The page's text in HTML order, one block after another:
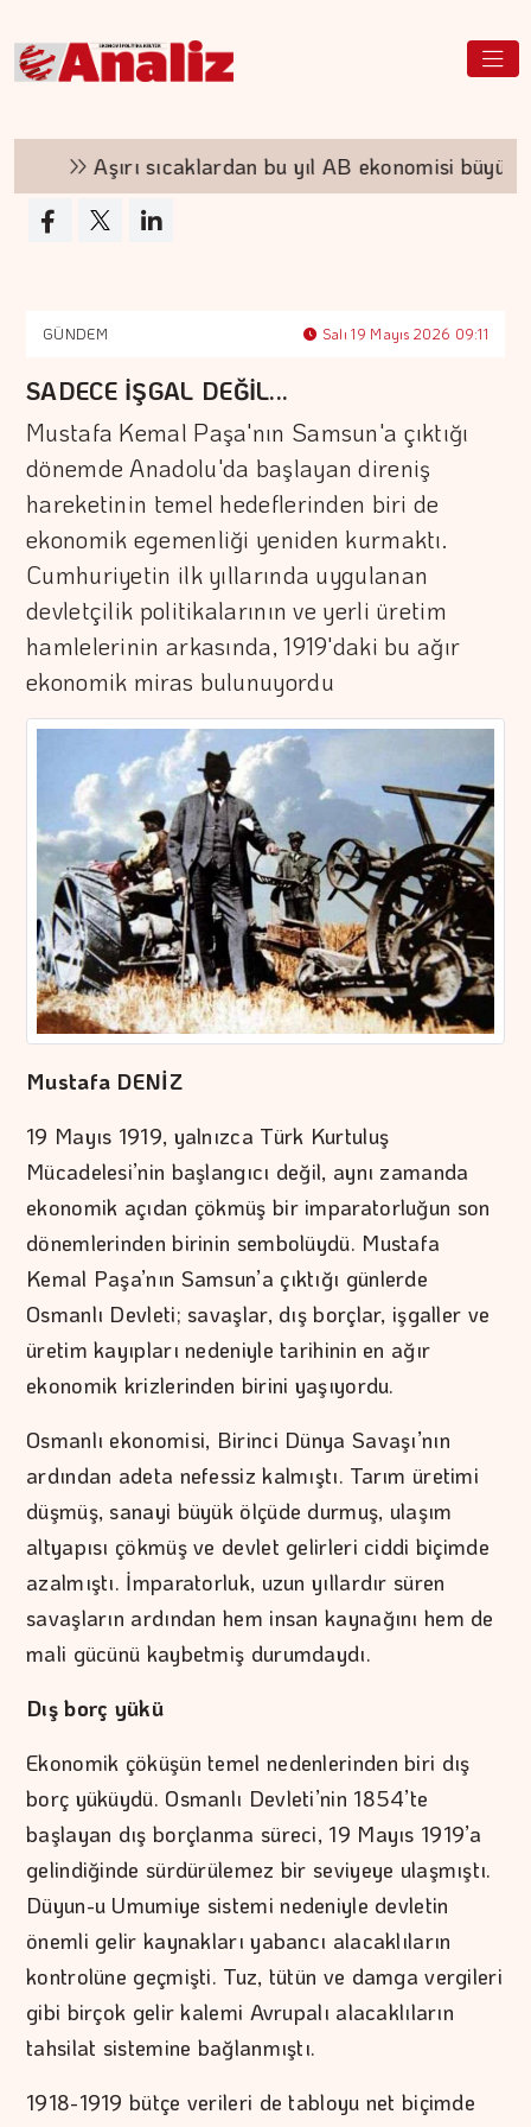
Aşırı sıcaklardan bu yıl AB ekonomisi
GÜNDEM Salı 19 Mayıs 2026 09:11
SADECE İŞGAL DEĞİL...
Mustafa Kemal Paşa'nın Samsun'a çıktığı
dönemde Anadolu'da başlayan direniş
hareketinin temel hedeflerinden biri de
ekonomik egemenliği yeniden kurmaktı.
Cumhuriyetin ilk yıllarında uygulanan
devletçilik politikalarının ve yerli üretim
hamlelerinin arkasında, 1919'daki bu ağır
ekonomik miras bulunuyordu
Mustafa DENİZ
19 Mayıs 1919, yalnızca Türk Kurtuluş
Mücadelesi’nin başlangıcı değil, aynı zamanda
ekonomik açıdan çökmüş bir imparatorluğun son
dönemlerinden birinin sembolüydü. Mustafa
Kemal Paşa’nın Samsun’a çıktığı günlerde
Osmanlı Devleti; savaşlar, dış borçlar, işgaller ve
üretim kayıpları nedeniyle tarihinin en ağır
ekonomik krizlerinden birini yaşıyordu.
Osmanlı ekonomisi, Birinci Dünya Savaşı’nın
ardından adeta nefessiz kalmıştı. Tarım üretimi
düşmüş, sanayi büyük ölçüde durmuş, ulaşım
altyapısı çökmüş ve devlet gelirleri ciddi biçimde
azalmıştı. İmparatorluk, uzun yıllardır süren
savaşların ardından hem insan kaynağını hem de
mali gücünü kaybetmiş durumdaydı.
Dış borç yükü
Ekonomik çöküşün temel nedenlerinden biri dış
borç yüküydü. Osmanlı Devleti’nin 1854’te
başlayan dış borçlanma süreci, 19 Mayıs 1919’a
gelindiğinde sürdürülemez bir seviyeye ulaşmıştı.
Düyun-u Umumiye sistemi nedeniyle devletin
önemli gelir kaynakları yabancı alacaklıların
kontrolüne geçmişti. Tuz, tütün ve damga vergileri
gibi birçok gelir kalemi Avrupalı alacaklıların
tahsilat sistemine bağlanmıştı.
1918-1919 bütçe verileri de tabloyu net biçimde